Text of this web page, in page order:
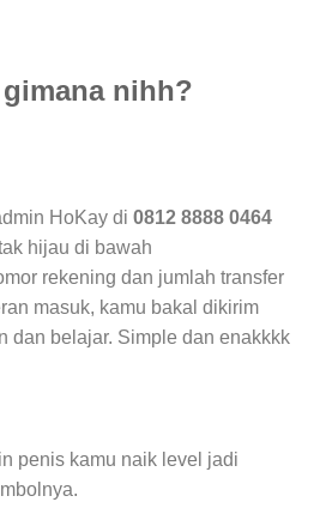
nihh?
HoKay di 0812 8888 0464
hijau di bawah
rekening dan jumlah transfer
masuk, kamu bakal dikirim
dan belajar. Simple dan enakkkk
penis kamu naik level jadi